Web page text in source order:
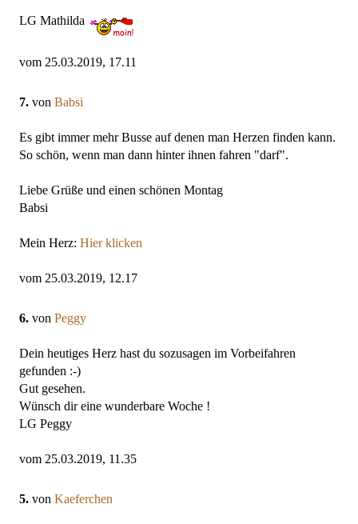
LG Mathilda
vom 25.03.2019, 17.11
7. von Babsi
Es gibt immer mehr Busse auf denen man Herzen finden kann.
So schön, wenn man dann hinter ihnen fahren "darf".
Liebe Grüße und einen schönen Montag
Babsi
Mein Herz: Hier klicken
vom 25.03.2019, 12.17
6. von Peggy
Dein heutiges Herz hast du sozusagen im Vorbeifahren
gefunden :-)
Gut gesehen.
Wünsch dir eine wunderbare Woche !
LG Peggy
vom 25.03.2019, 11.35
5. von Kaeferchen